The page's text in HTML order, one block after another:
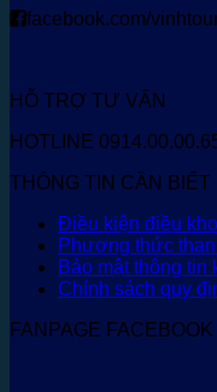
facebook.com/
HỖ TRỢ TƯ VẤN
HOTLINE
THÔNG TIN CẦN BIẾT
Điều kiện điều
Phương thức
Bảo mật thông tin
Chính sách quy
FANPAGE FACEBOOK